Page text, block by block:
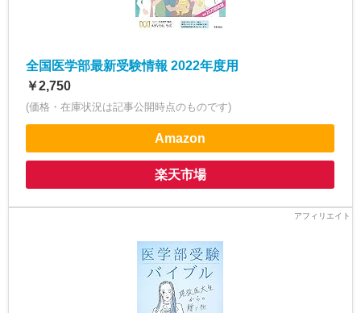
全国医学部最新受験情報 2022年度用
￥2,750
(価格・在庫状況は記事公開時点のものです)
Amazon
楽天市場